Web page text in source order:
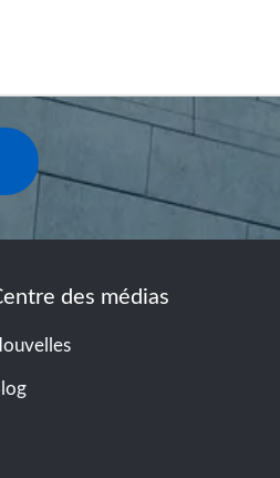
des médias